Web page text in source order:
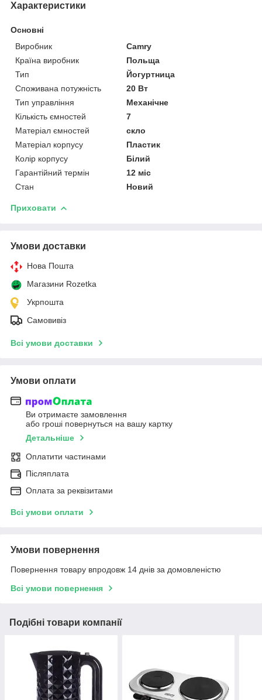
Характеристики
Основні
Виробник
Camry
Країна виробник
Польща
Тип
Йогуртница
Споживана потужність
20 Вт
Тип управління
Механічне
Кількість ємностей
7
Матеріал ємностей
скло
Матеріал корпусу
Пластик
Колір корпусу
Білий
Гарантійний термін
12 міс
Стан
Новий
Приховати
Умови доставки
Нова Пошта
Магазини Rozetka
Укрпошта
Самовивіз
Всі умови доставки
Умови оплати
Ви отримаєте замовлення
або гроші повернуться на вашу картку
Детальніше
Оплатити частинами
Післяплата
Оплата за реквізитами
Всі умови оплати
Умови повернення
Повернення товару впродовж 14 днів за домовленістю
Всі умови повернення
Подібні товари компанії